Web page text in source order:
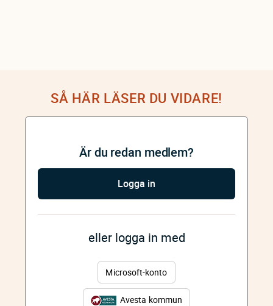
SÅ HÄR LÄSER DU VIDARE!
Är du redan medlem?
Logga in
eller logga in med
Microsoft-konto
Avesta kommun